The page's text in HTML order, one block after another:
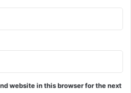
website in this browser for the next